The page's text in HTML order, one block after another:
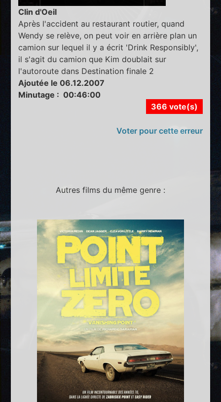
Clin d'Oeil
Après l'accident au restaurant routier, quand
Wendy se relève, on peut voir en arrière plan un
camion sur lequel il y a écrit 'Drink Responsibly',
il s'agit du camion que Kim doublait sur
l'autoroute dans Destination finale 2
Ajoutée le 06.12.2007
Minutage : 00:46:00
366 vote(s)
Voter pour cette erreur
Autres films du même genre :